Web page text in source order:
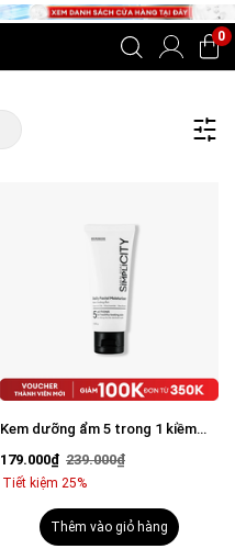
0
Kem dưỡng ẩm 5 trong 1 kiềm
đến da dầu 80g
179.000₫ 239.000₫
Tiết kiệm 25%
Thêm vào giỏ hàng